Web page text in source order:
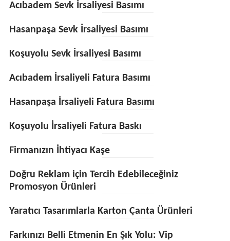
Acıbadem Sevk İrsaliyesi Basımı
Hasanpaşa Sevk İrsaliyesi Basımı
Koşuyolu Sevk İrsaliyesi Basımı
Acıbadem İrsaliyeli Fatura Basımı
Hasanpaşa İrsaliyeli Fatura Basımı
Koşuyolu İrsaliyeli Fatura Baskı
Firmanızın İhtiyacı Kaşe
Doğru Reklam için Tercih Edebileceğiniz
Promosyon Ürünleri
Yaratıcı Tasarımlarla Karton Çanta Ürünleri
Farkınızı Belli Etmenin En Şık Yolu: Vip